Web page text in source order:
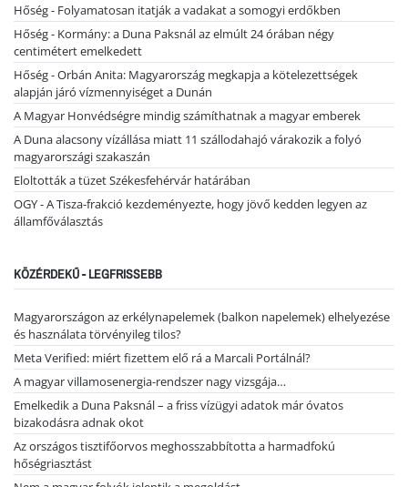
Hőség - Folyamatosan itatják a vadakat a somogyi erdőkben
Hőség - Kormány: a Duna Paksnál az elmúlt 24 órában négy
centimétert emelkedett
Hőség - Orbán Anita: Magyarország megkapja a kötelezettségek
alapján járó vízmennyiséget a Dunán
A Magyar Honvédségre mindig számíthatnak a magyar emberek
A Duna alacsony vízállása miatt 11 szállodahajó várakozik a folyó
magyarországi szakaszán
Eloltották a tüzet Székesfehérvár határában
OGY - A Tisza-frakció kezdeményezte, hogy jövő kedden legyen az
államfőválasztás
KÖZÉRDEKŰ - LEGFRISSEBB
Magyarországon az erkélynapelemek (balkon napelemek) elhelyezése
és használata törvényileg tilos?
Meta Verified: miért fizettem elő rá a Marcali Portálnál?
A magyar villamosenergia-rendszer nagy vizsgája…
Emelkedik a Duna Paksnál – a friss vízügyi adatok már óvatos
bizakodásra adnak okot
Az országos tisztifőorvos meghosszabbította a harmadfokú
hőségriasztást